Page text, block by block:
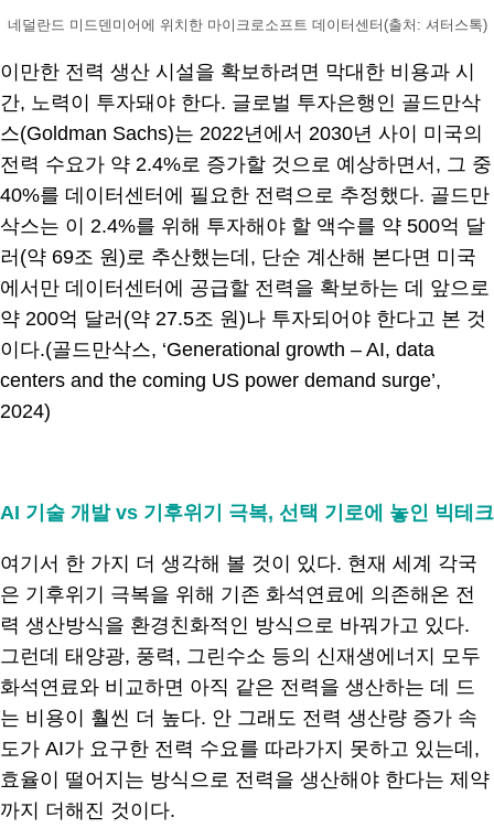
네덜란드 미드덴미어에 위치한 마이크로소프트 데이터센터(출처: 셔터스톡)
이만한 전력 생산 시설을 확보하려면 막대한 비용과 시
간, 노력이 투자돼야 한다. 글로벌 투자은행인 골드만삭
스(Goldman Sachs)는 2022년에서 2030년 사이 미국의
전력 수요가 약 2.4%로 증가할 것으로 예상하면서, 그 중
40%를 데이터센터에 필요한 전력으로 추정했다. 골드만
삭스는 이 2.4%를 위해 투자해야 할 액수를 약 500억 달
러(약 69조 원)로 추산했는데, 단순 계산해 본다면 미국
에서만 데이터센터에 공급할 전력을 확보하는 데 앞으로
약 200억 달러(약 27.5조 원)나 투자되어야 한다고 본 것
이다.(골드만삭스, ‘Generational growth – AI, data
centers and the coming US power demand surge’,
2024)
AI 기술 개발 vs 기후위기 극복, 선택 기로에 놓인 빅테크
여기서 한 가지 더 생각해 볼 것이 있다. 현재 세계 각국
은 기후위기 극복을 위해 기존 화석연료에 의존해온 전
력 생산방식을 환경친화적인 방식으로 바꿔가고 있다.
그런데 태양광, 풍력, 그린수소 등의 신재생에너지 모두
화석연료와 비교하면 아직 같은 전력을 생산하는 데 드
는 비용이 훨씬 더 높다. 안 그래도 전력 생산량 증가 속
도가 AI가 요구한 전력 수요를 따라가지 못하고 있는데,
효율이 떨어지는 방식으로 전력을 생산해야 한다는 제약
까지 더해진 것이다.